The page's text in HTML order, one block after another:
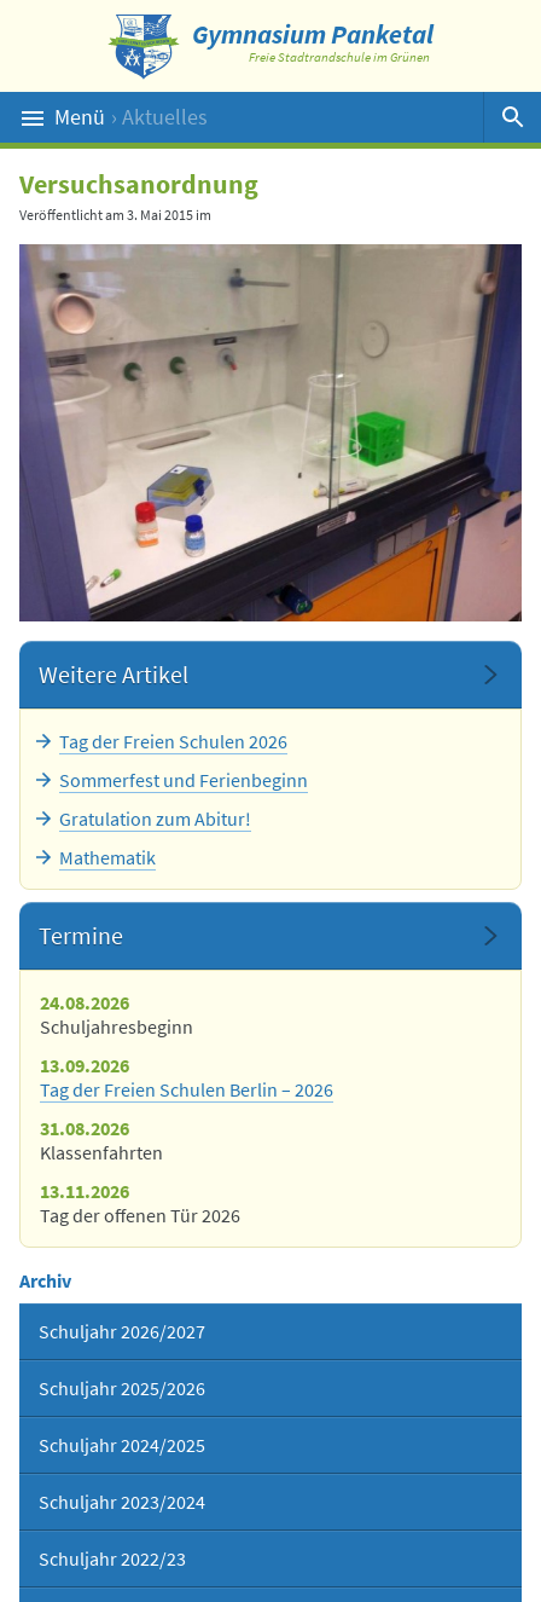
Gymnasium Panketal
Freie Stadtrandschule im Grünen
Menü › Aktuelles
Suche
Versuchsanordnung
Veröffentlicht am 3. Mai 2015 im
Weitere Artikel
Tag der Freien Schulen 2026
Sommerfest und Ferienbeginn
Gratulation zum Abitur!
Mathematik
Termine
24.08.2026
Schuljahresbeginn
13.09.2026
Tag der Freien Schulen Berlin – 2026
31.08.2026
Klassenfahrten
13.11.2026
Tag der offenen Tür 2026
Archiv
Schuljahr 2026/2027
Schuljahr 2025/2026
Schuljahr 2024/2025
Schuljahr 2023/2024
Schuljahr 2022/23